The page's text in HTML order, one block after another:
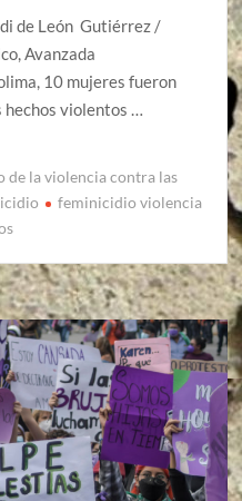
de León Gutiérrez /
Avanzada
10 mujeres fueron
hechos violentos …
de la violencia contra las
feminicidio violencia